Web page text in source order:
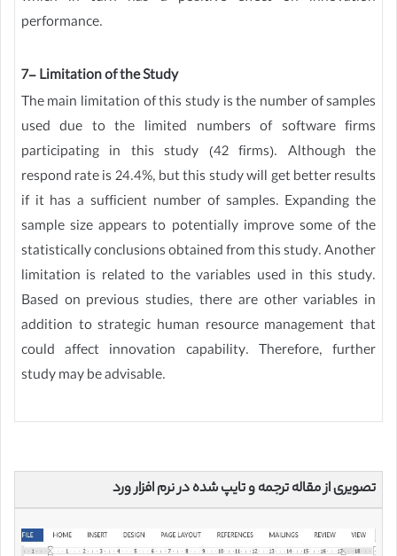
performance.
7- Limitation of the Study
The main limitation of this study is the number of samples
used due to the limited numbers of software firms
participating in this study (42 firms). Although the
respond rate is 24.4%, but this study will get better results
if it has a sufficient number of samples. Expanding the
sample size appears to potentially improve some of the
statistically conclusions obtained from this study. Another
limitation is related to the variables used in this study.
Based on previous studies, there are other variables in
addition to strategic human resource management that
could affect innovation capability. Therefore, further
study may be advisable.
تصویری از مقاله ترجمه و تایپ شده در نرم افزار ورد